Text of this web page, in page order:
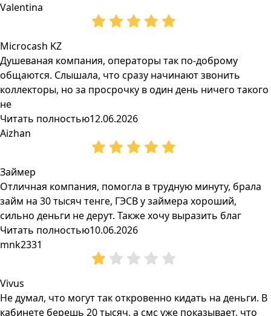
Valentina
Microcash KZ
Душеваная компания, операторы так по-доброму
общаются. Слышала, что сразу начинают звонить
коллекторы, но за просрочку в один день ничего такого
не
Читать полностью12.06.2026
Aizhan
Займер
Отличная компания, помогла в трудную минуту, брала
займ на 30 тысяч тенге, ГЭСВ у займера хороший,
сильно деньги не дерут. Также хочу выразить благ
Читать полностью10.06.2026
mnk2331
Vivus
Не думал, что могут так откровенно кидать на деньги. В
кабинете берешь 20 тысяч, а смс уже показывает, что